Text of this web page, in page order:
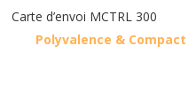
Carte d’envoi MCTRL 300
Polyvalence & Compact